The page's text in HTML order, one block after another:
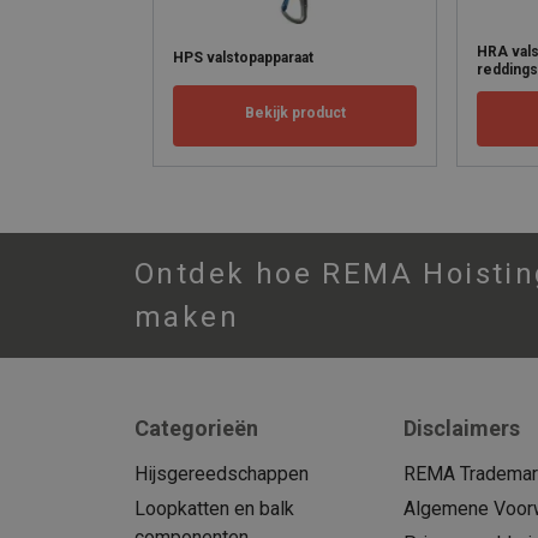
HPS valstopapparaat
Bekijk product
HRA
Ontdek hoe REMA
maken
Categorieën
Hijsgereedschappen
Loopkatten en balk
Disclaimers
REMA
Algemene